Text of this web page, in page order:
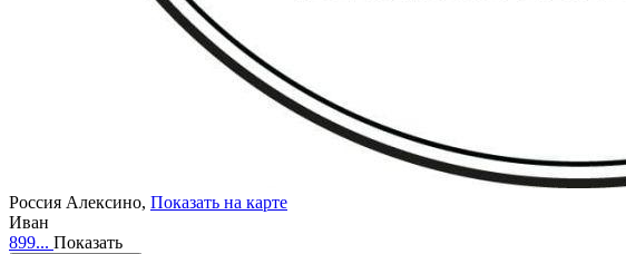
Россия Алексино, Показать на карте
Иван
899... Показать